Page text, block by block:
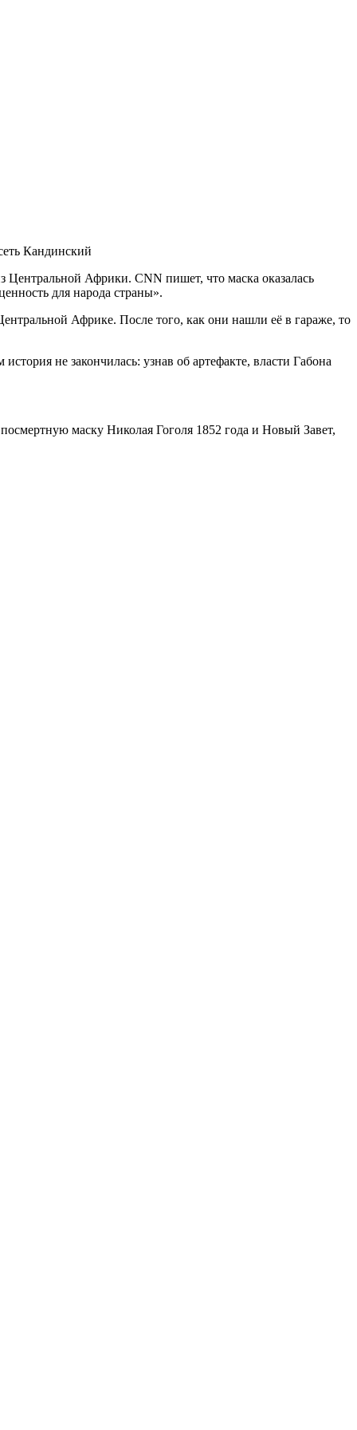
Кандинский
Центральной Африки. CNN пишет, что маска оказалась
для народа страны».
Африке. После того, как они нашли её в гараже, то
не закончилась: узнав об артефакте, власти Габона
маску Николая Гоголя 1852 года и Новый Завет,